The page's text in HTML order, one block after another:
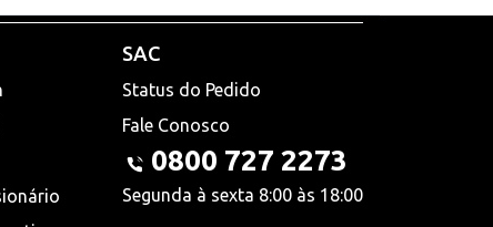
SAC
Status do Pedido
Fale Conosco
0800 727 2273
Segunda à sexta 8:00 às 18:00